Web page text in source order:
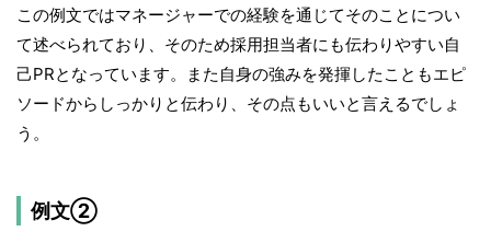
この例文ではマネージャーでの経験を通じてそのことについ
て述べられており、そのため採用担当者にも伝わりやすい自
己PRとなっています。また自身の強みを発揮したこともエピ
ソードからしっかりと伝わり、その点もいいと言えるでしょ
う。
例文②